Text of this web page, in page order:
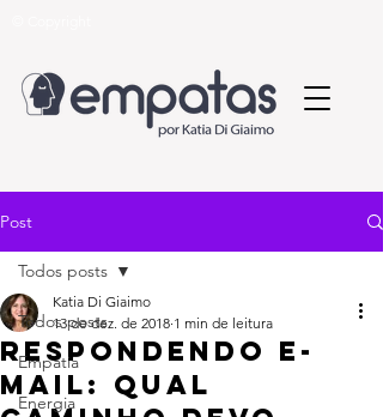
Post
Todos posts
Empatia
Energia
Todos posts
Respondendo E-
mail: Qual
Katia Di Giaimo
13 de dez. de 2018 1 min de leitura